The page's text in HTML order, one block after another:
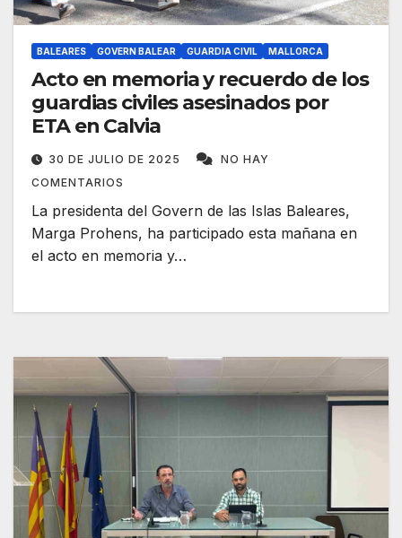
BALEARES GOVERN BALEAR GUARDIA CIVIL MALLORCA
Acto en memoria y recuerdo de los
guardias civiles asesinados por
ETA en Calvia
30 DE JULIO DE 2025
NO HAY
COMENTARIOS
La presidenta del Govern de las Islas Baleares,
Marga Prohens, ha participado esta mañana en
el acto en memoria y…